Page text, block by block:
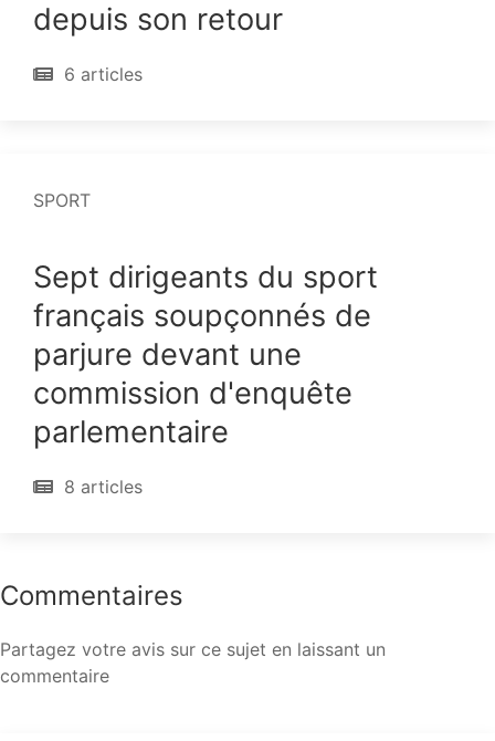
depuis son retour
6 articles
SPORT
Sept dirigeants du sport
français soupçonnés de
parjure devant une
commission d'enquête
parlementaire
8 articles
Commentaires
Partagez votre avis sur ce sujet en laissant un
commentaire